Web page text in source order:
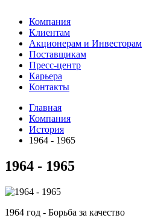
Компания
Клиентам
Акционерам и Инвесторам
Поставщикам
Пресс-центр
Карьера
Контакты
Главная
Компания
История
1964 - 1965
1964 - 1965
1964 год - Борьба за качество